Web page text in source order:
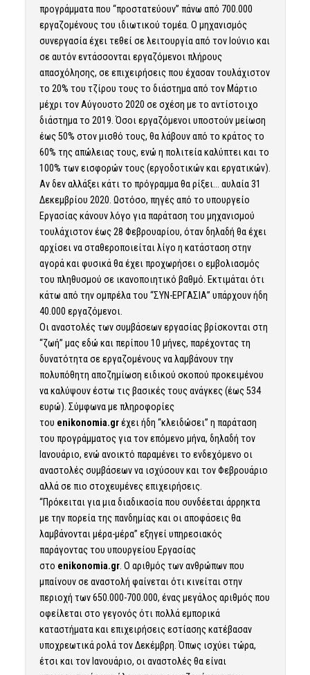
προγράμματα που “προστατεύουν” πάνω από 700.000
εργαζομένους του ιδιωτικού τομέα. Ο μηχανισμός
συνεργασία έχει τεθεί σε λειτουργία από τον Ιούνιο και
σε αυτόν εντάσσονται εργαζόμενοι πλήρους
απασχόλησης, σε επιχειρήσεις που έχασαν τουλάχιστον
το 20% του τζίρου τους το διάστημα από τον Μάρτιο
μέχρι τον Αύγουστο 2020 σε σχέση με το αντίστοιχο
διάστημα το 2019. Όσοι εργαζόμενοι υποστούν μείωση
έως 50% στον μισθό τους, θα λάβουν από το κράτος το
60% της απώλειας τους, ενώ η πολιτεία καλύπτει και το
100% των εισφορών τους (εργοδοτικών και εργατικών).
Αν δεν αλλάξει κάτι το πρόγραμμα θα ρίξει… αυλαία 31
Δεκεμβρίου 2020. Ωστόσο, πηγές από το υπουργείο
Εργασίας κάνουν λόγο για παράταση του μηχανισμού
τουλάχιστον έως 28 Φεβρουαρίου, όταν δηλαδή θα έχει
αρχίσει να σταθεροποιείται λίγο η κατάσταση στην
αγορά και φυσικά θα έχει προχωρήσει ο εμβολιασμός
του πληθυσμού σε ικανοποιητικό βαθμό. Εκτιμάται ότι
κάτω από την ομπρέλα του “ΣΥΝ-ΕΡΓΑΣΙΑ” υπάρχουν ήδη
40.000 εργαζόμενοι.
Οι αναστολές των συμβάσεων εργασίας βρίσκονται στη
“ζωή” μας εδώ και περίπου 10 μήνες, παρέχοντας τη
δυνατότητα σε εργαζομένους να λαμβάνουν την
πολυπόθητη αποζημίωση ειδικού σκοπού προκειμένου
να καλύψουν έστω τις βασικές τους ανάγκες (έως 534
ευρώ). Σύμφωνα με πληροφορίες
του enikonomia.grέχει ήδη “κλειδώσει” η παράταση
του προγράμματος για τον επόμενο μήνα, δηλαδή τον
Ιανουάριο, ενώ ανοικτό παραμένει το ενδεχόμενο οι
αναστολές συμβάσεων να ισχύσουν και τον Φεβρουάριο
αλλά σε πιο στοχευμένες επιχειρήσεις.
“Πρόκειται για μια διαδικασία που συνδέεται άρρηκτα
με την πορεία της πανδημίας και οι αποφάσεις θα
λαμβάνονται μέρα-μέρα” εξηγεί υπηρεσιακός
παράγοντας του υπουργείου Εργασίας
στο enikonomia.gr. Ο αριθμός των ανθρώπων που
μπαίνουν σε αναστολή φαίνεται ότι κινείται στην
περιοχή των 650.000-700.000, ένας μεγάλος αριθμός που
οφείλεται στο γεγονός ότι πολλά εμπορικά
καταστήματα και επιχειρήσεις εστίασης κατέβασαν
υποχρεωτικά ρολά τον Δεκέμβρη. Όπως ισχύει τώρα,
έτσι και τον Ιανουάριο, οι αναστολές θα είναι